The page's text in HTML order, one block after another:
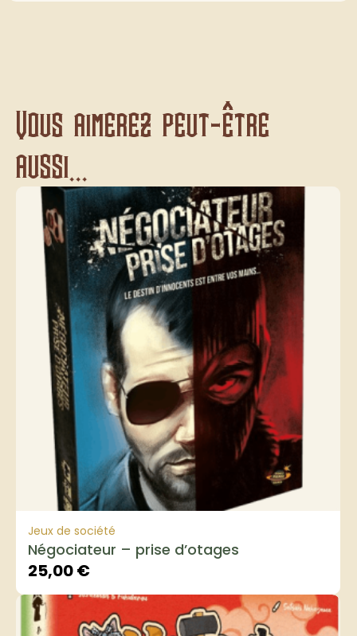
Vous aimerez peut-être
aussi...
Jeux de société
Négociateur – prise d’otages
25,00€